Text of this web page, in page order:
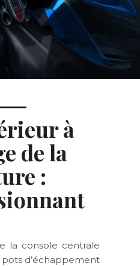
à
de la
:
la console centrale
d’échappement